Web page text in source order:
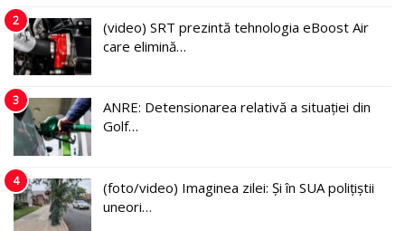
2
(video) SRT prezintă tehnologia eBoost Air
care elimină…
3
ANRE: Detensionarea relativă a situației din
Golf…
4
(foto/video) Imaginea zilei: Și în SUA polițiștii
uneori…